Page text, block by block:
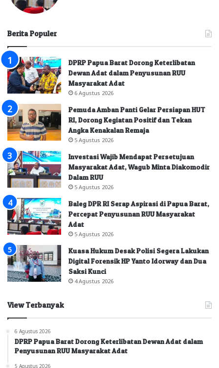
Berita Populer
DPRP Papua Barat Dorong Keterlibatan
Dewan Adat dalam Penyusunan RUU
Masyarakat Adat
6 Agustus 2026
Pemuda Amban Panti Gelar Persiapan HUT
RI, Dorong Kegiatan Positif dan Tekan
Angka Kenakalan Remaja
5 Agustus 2026
Investasi Wajib Mendapat Persetujuan
Masyarakat Adat, Wagub Minta Diakomodir
Dalam RUU
5 Agustus 2026
Baleg DPR RI Serap Aspirasi di Papua Barat,
Percepat Penyusunan RUU Masyarakat
Adat
5 Agustus 2026
Kuasa Hukum Desak Polisi Segera Lakukan
Digital Forensik HP Yanto Idorway dan Dua
Saksi Kunci
4 Agustus 2026
View Terbanyak
6 Agustus 2026
DPRP Papua Barat Dorong Keterlibatan Dewan Adat dalam
Penyusunan RUU Masyarakat Adat
5 Agustus 2026